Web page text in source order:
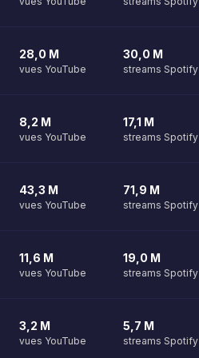
28,0 M
vues YouTube
30,0 M
streams Spotify
8,2 M
vues YouTube
17,1 M
streams Spotify
43,3 M
vues YouTube
71,9 M
streams Spotify
11,6 M
vues YouTube
19,0 M
streams Spotify
3,2 M
vues YouTube
5,7 M
streams Spotify